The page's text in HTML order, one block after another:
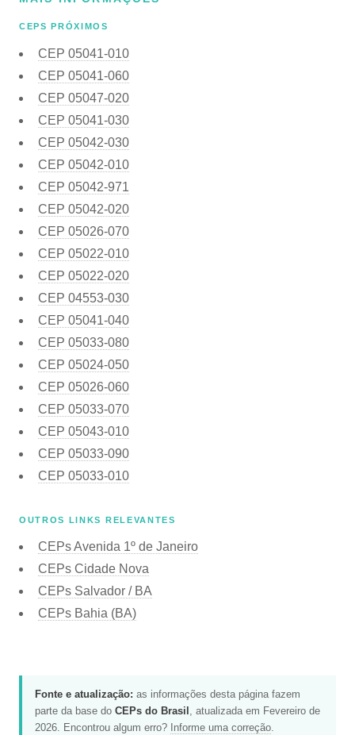
CEPS PRÓXIMOS
CEP 05041-010
CEP 05041-060
CEP 05047-020
CEP 05041-030
CEP 05042-030
CEP 05042-010
CEP 05042-971
CEP 05042-020
CEP 05026-070
CEP 05022-010
CEP 05022-020
CEP 04553-030
CEP 05041-040
CEP 05033-080
CEP 05024-050
CEP 05026-060
CEP 05033-070
CEP 05043-010
CEP 05033-090
CEP 05033-010
OUTROS LINKS RELEVANTES
CEPs Avenida 1º de Janeiro
CEPs Cidade Nova
CEPs Salvador / BA
CEPs Bahia (BA)
Fonte e atualização: as informações desta página fazem
parte da base do CEPs do Brasil , atualizada em Fevereiro de
2026. Encontrou algum erro? Informe uma correção